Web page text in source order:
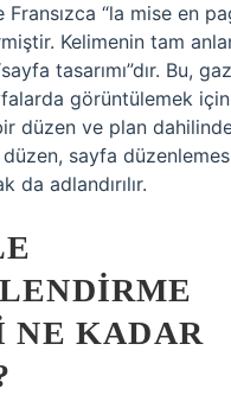
“la mise en
Kelimenin tam
tasarımı”dır. Bu,
görüntülemek için
düzen ve plan
düzen, sayfa
da adlandırılır.
NE KADAR